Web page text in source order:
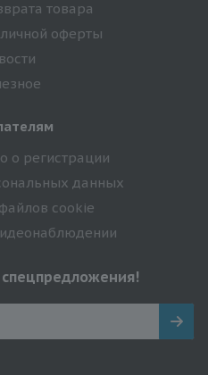
товара
оферты
о регистрации
данных
cookie